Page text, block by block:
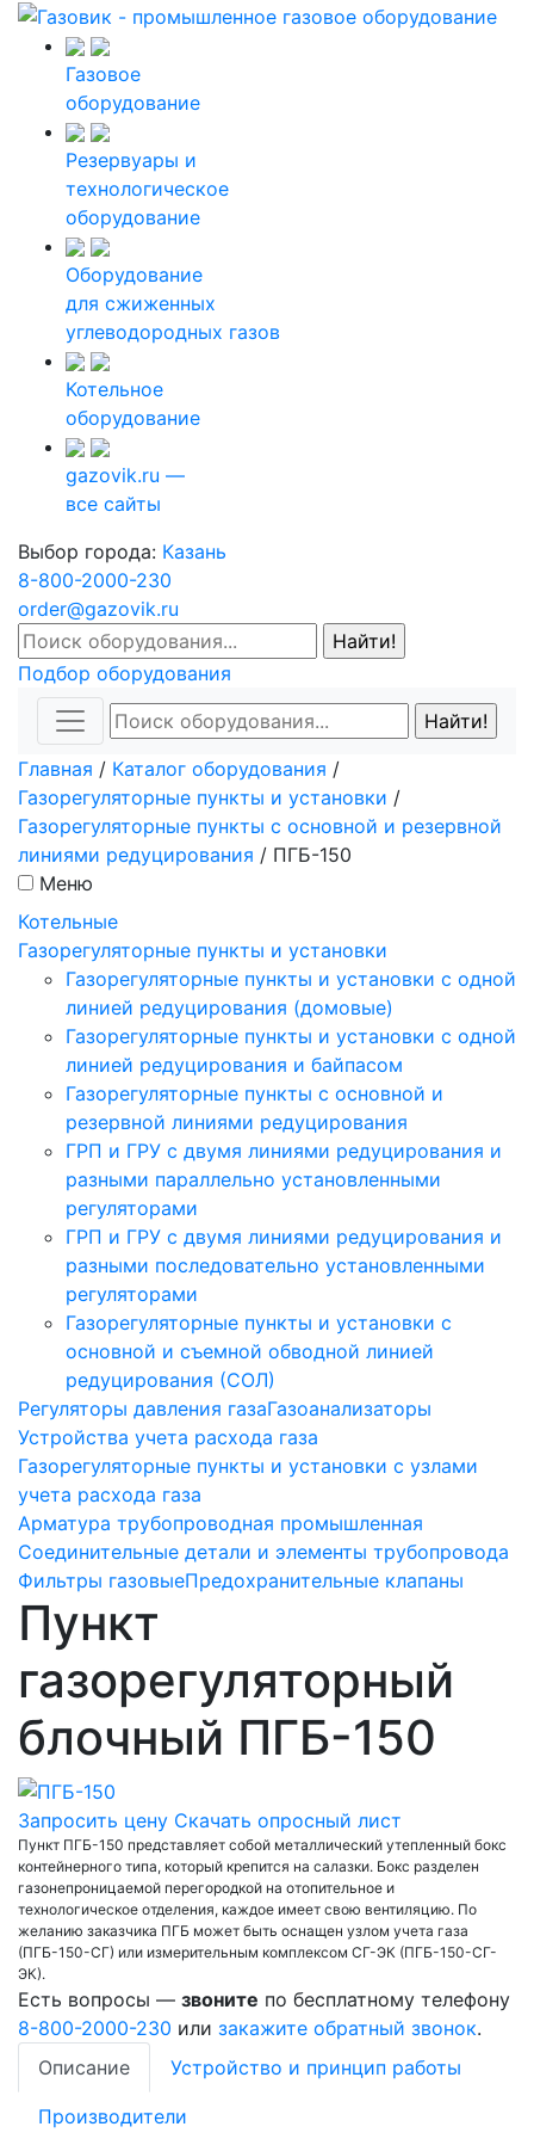
Газовое
оборудование
Резервуары и
технологическое
оборудование
Оборудование
для сжиженных
углеводородных газов
Котельное
оборудование
gazovik.ru —
все сайты
Выбор города: Казань
8-800-2000-230
order@gazovik.ru
Подбор оборудования
Главная / Каталог оборудования /
Газорегуляторные пункты и установки /
Газорегуляторные пункты с основной и резервной
линиями редуцирования / ПГБ-150
Меню
Котельные
Газорегуляторные пункты и установки
Газорегуляторные пункты и установки с одной
линией редуцирования (домовые)
Газорегуляторные пункты и установки с одной
линией редуцирования и байпасом
Газорегуляторные пункты с основной и
резервной линиями редуцирования
ГРП и ГРУ с двумя линиями редуцирования и
разными параллельно установленными
регуляторами
ГРП и ГРУ с двумя линиями редуцирования и
разными последовательно установленными
регуляторами
Газорегуляторные пункты и установки с
основной и съемной обводной линией
редуцирования (СОЛ)
Регуляторы давления газаГазоанализаторы
Устройства учета расхода газа
Газорегуляторные пункты и установки с узлами
учета расхода газа
Арматура трубопроводная промышленная
Соединительные детали и элементы трубопровода
Фильтры газовыеПредохранительные клапаны
Пункт
газорегуляторный
блочный ПГБ-150
Запросить цену Скачать опросный лист
Пункт ПГБ-150 представляет собой металлический утепленный бокс
контейнерного типа, который крепится на салазки. Бокс разделен
газонепроницаемой перегородкой на отопительное и
технологическое отделения, каждое имеет свою вентиляцию. По
желанию заказчика ПГБ может быть оснащен узлом учета газа
(ПГБ-150-СГ) или измерительным комплексом СГ-ЭК (ПГБ-150-СГ-
ЭК).
Есть вопросы — звоните по бесплатному телефону
8-800-2000-230 или закажите обратный звонок.
Описание
Устройство и принцип работы
Производители